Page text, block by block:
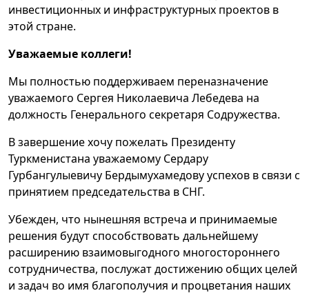
инвестиционных и инфраструктурных проектов в
этой стране.
Уважаемые коллеги!
Мы полностью поддерживаем переназначение
уважаемого Сергея Николаевича Лебедева на
должность Генерального секретаря Содружества.
В завершение хочу пожелать Президенту
Туркменистана уважаемому Сердару
Гурбангулыевичу Бердымухамедову успехов в связи с
принятием председательства в СНГ.
Убежден, что нынешняя встреча и принимаемые
решения будут способствовать дальнейшему
расширению взаимовыгодного многостороннего
сотрудничества, послужат достижению общих целей
и задач во имя благополучия и процветания наших